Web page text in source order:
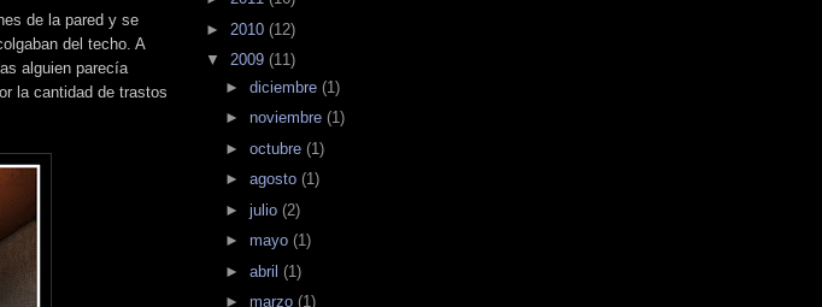
de la pared y se
del techo. A
alguien parecía
la cantidad de trastos
► 2010 (12)
▼ 2009 (11)
► diciembre (1)
► noviembre (1)
► octubre (1)
► agosto (1)
► julio (2)
► mayo (1)
► abril (1)
► marzo (1)